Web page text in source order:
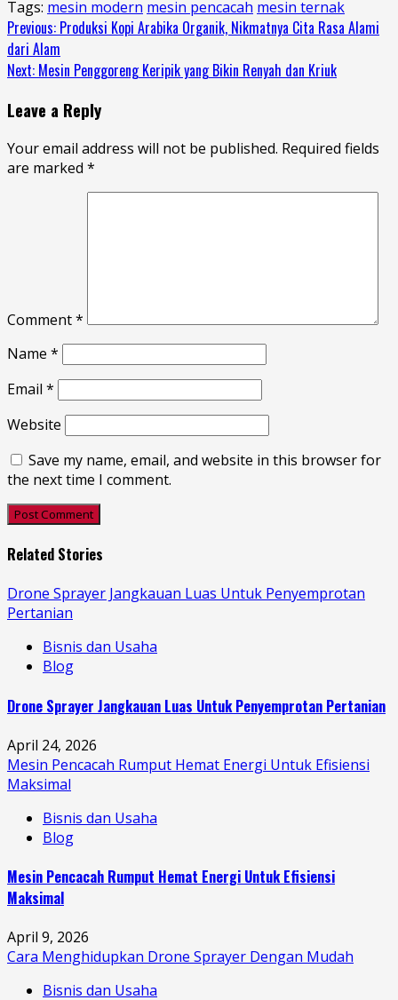
Tags: mesin modern mesin pencacah mesin ternak
Continue
Reading
Previous: Produksi Kopi Arabika Organik, Nikmatnya Cita Rasa Alami
dari Alam
Next: Mesin Penggoreng Keripik yang Bikin Renyah dan Kriuk
Leave a Reply
Your email address will not be published. Required fields
are marked *
Comment*
Name *
Email *
Website
Save my name, email, and website in this browser for
the next time I comment.
Related Stories
Drone Sprayer Jangkauan Luas Untuk Penyemprotan
Pertanian
Bisnis dan Usaha
Blog
Drone Sprayer Jangkauan Luas Untuk Penyemprotan Pertanian
April 24, 2026
Mesin Pencacah Rumput Hemat Energi Untuk Efisiensi
Maksimal
Bisnis dan Usaha
Blog
Mesin Pencacah Rumput Hemat Energi Untuk Efisiensi
Maksimal
April 9, 2026
Cara Menghidupkan Drone Sprayer Dengan Mudah
Bisnis dan Usaha